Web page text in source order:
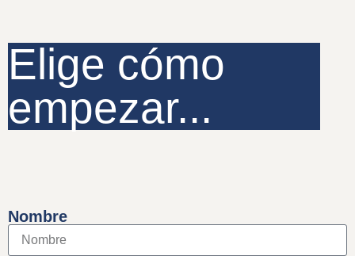
Elige cómo
empezar...
Nombre